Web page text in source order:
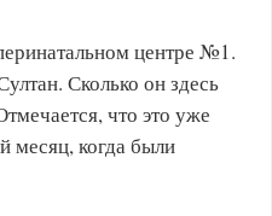
центре №1.
Сколько он здесь
что это уже
месяц, когда были